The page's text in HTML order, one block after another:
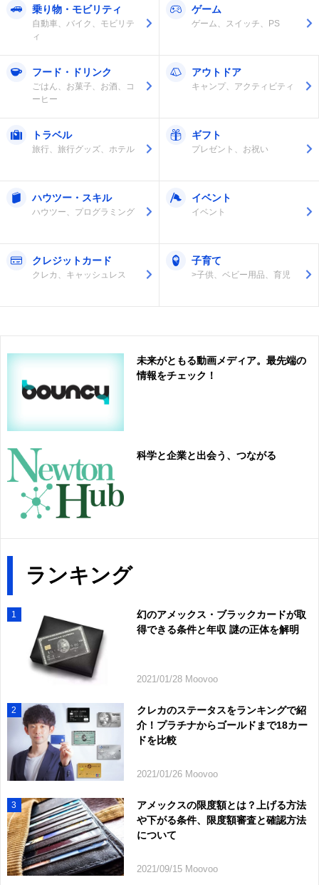
乗り物・モビリティ
自動車、バイク、モビリテ
ィ
ゲーム
ゲーム、スイッチ、PS
フード・ドリンク
ごはん、お菓子、お酒、コ
ーヒー
アウトドア
キャンプ、アクティビティ
トラベル
旅行、旅行グッズ、ホテル
ギフト
プレゼント、お祝い
ハウツー・スキル
ハウツー、プログラミング
イベント
イベント
クレジットカード
クレカ、キャッシュレス
子育て
>子供、ベビー用品、育児
未来がともる動画メディア。最先端の
情報をチェック！
科学と企業と出会う、つながる
ランキング
1
幻のアメックス・ブラックカードが取
得できる条件と年収 謎の正体を解明
2021/01/28 Moovoo
2
クレカのステータスをランキングで紹
介！プラチナからゴールドまで18カー
ドを比較
2021/01/26 Moovoo
3
アメックスの限度額とは？上げる方法
や下がる条件、限度額審査と確認方法
について
2021/09/15 Moovoo